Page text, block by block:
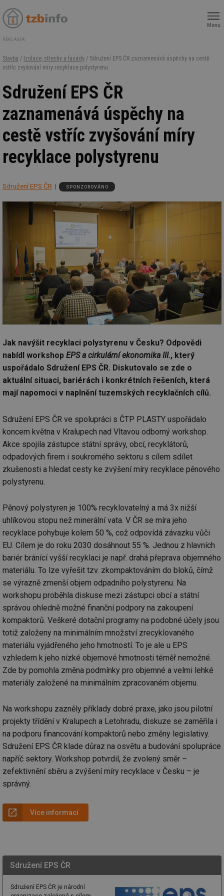
Menu
REKLAMA
Stavba / Izolace, střechy a fasády / Sdružení EPS ČR zaznamenává úspěchy na cestě
vstříc zvyšování míry recyklace polystyrenu
Sdružení EPS ČR
zaznamenává úspěchy na
cestě vstříc zvyšování míry
recyklace polystyrenu
Sdružení EPS ČR SPONZOROVÁNO
Jak navýšit recyklaci polystyrenu v Česku? Odpovědi
nabídl workshop EPS a cirkulární ekonomika III., který
uspořádalo Sdružení EPS ČR. Diskutovalo se zde o
aktuální situaci, bariérách i konkrétních řešeních, která
mají napomoci v naplnění tuzemských recyklačních cílů.
Sdružení EPS ČR ve spolupráci s ČTP PLASTY uspořádalo
koncem května v Kralupech nad Vltavou odborný workshop.
Akce spojila zástupce státní správy, obcí, recyklátorů,
odpadových firem i soukromého sektoru s cílem sdílet
zkušenosti a hledat cesty ke zvýšení míry recyklace pěnového
polystyrenu.
Pěnový polystyren je 100% recyklovatelný a má 3x nižší
uhlíkovou stopu než minerální vata. V ČR se míra jeho
recyklace pohybuje kolem 50 %, což odpovídá závazku vůči
EU. Cílem je do roku 2030 dosáhnout 55 %. Jednou z hlavních
bariér bránící vyšší recyklaci je např. drahá přeprava objemného
materiálu. To lze vyřešit tzv. zkompaktováním do bloků, čímž
se výrazně zmenší objem odpadního polystyrenu. Na
workshopu proběhla diskuse mezi zástupci obcí a státní
správou ohledně možné finanční podpory na zakoupení
kompaktorů. Veškeré dotační programy na podobné účely jsou
totiž založeny na minimálním množství zrecyklovaného
materiálu vyjádřeného jeho hmotností. To je ale u EPS
vzhledem k jeho nízké objemové hmotnosti téměř nemožné.
Zde by pomohla změna podmínky pro objemné a velmi lehké
materiály založené na minimálním zpracovaném objemu.
Na workshopu zazněly příklady dobré praxe, jako jsou pilotní
projekty třídění v Kralupech a Letohradu, diskuze se zaměřila i
na podporu financování kompaktorů nebo změny legislativy.
Sdružení EPS ČR klade důraz na osvětu a budování spolupráce
napříč sektory. Workshop potvrdil, že zvolený směr –
zefektivnění sběru a zvýšení míry recyklace v Česku – je
správný.
Více informací
Sdružení EPS ČR
Sdružení EPS ČR je národní